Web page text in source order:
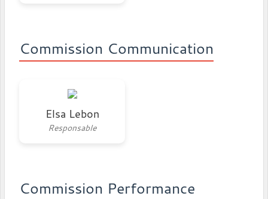
Commission Communication
Elsa Lebon
Responsable
Commission Performance